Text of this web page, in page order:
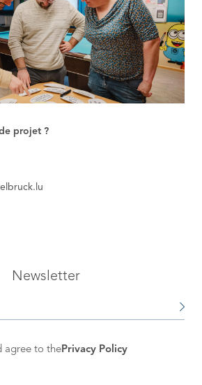
projet ?
Newsletter
agree to the Privacy Policy